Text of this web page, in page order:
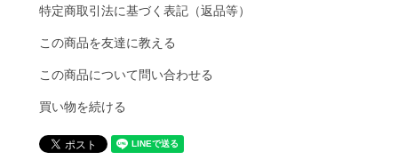
特定商取引法に基づく表記（返品等）
この商品を友達に教える
この商品について問い合わせる
買い物を続ける